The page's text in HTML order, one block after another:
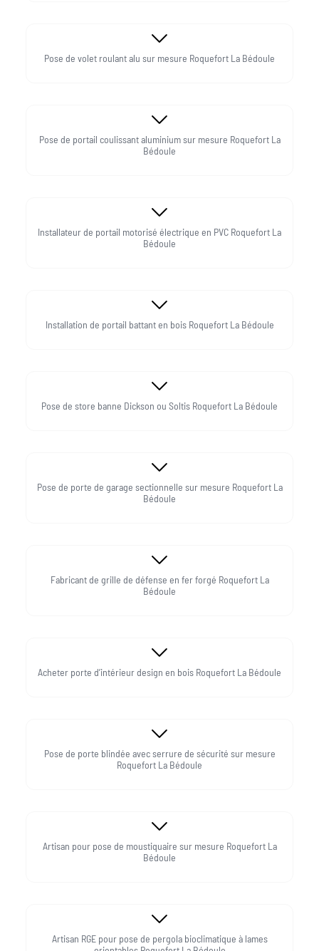
Pose de volet roulant alu sur mesure Roquefort La Bédoule
Pose de portail coulissant aluminium sur mesure Roquefort La
Bédoule
Installateur de portail motorisé électrique en PVC Roquefort La
Bédoule
Installation de portail battant en bois Roquefort La Bédoule
Pose de store banne Dickson ou Soltis Roquefort La Bédoule
Pose de porte de garage sectionnelle sur mesure Roquefort La
Bédoule
Fabricant de grille de défense en fer forgé Roquefort La
Bédoule
Acheter porte d’intérieur design en bois Roquefort La Bédoule
Pose de porte blindée avec serrure de sécurité sur mesure
Roquefort La Bédoule
Artisan pour pose de moustiquaire sur mesure Roquefort La
Bédoule
Artisan RGE pour pose de pergola bioclimatique à lames